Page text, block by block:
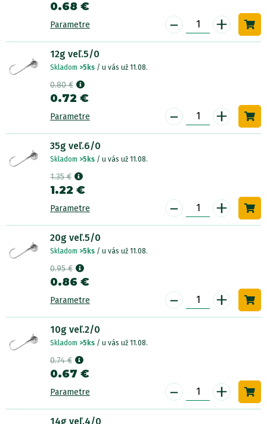
0.68 €
Parametre - +
12g veľ.5/0
Skladom >5ks / u vás už 11.08.
0.80 €
0.72 €
Parametre - +
35g veľ.6/0
Skladom >5ks / u vás už 11.08.
1.35 €
1.22 €
Parametre - +
20g veľ.5/0
Skladom >5ks / u vás už 11.08.
0.95 €
0.86 €
Parametre - +
10g veľ.2/0
Skladom >5ks / u vás už 11.08.
0.74 €
0.67 €
Parametre - +
14g veľ.4/0